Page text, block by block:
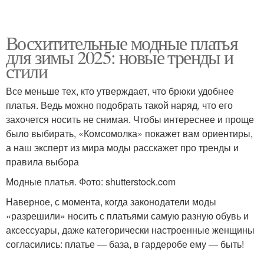
Восхитительные модные платья
для зимы 2025: новые тренды и
стили
Все меньше тех, кто утверждает, что брюки удобнее
платья. Ведь можно подобрать такой наряд, что его
захочется носить не снимая. Чтобы интереснее и проще
было выбирать, «Комсомолка» покажет вам ориентиры,
а наш эксперт из мира моды расскажет про тренды и
правила выбора
Модные платья. Фото: shutterstock.com
Наверное, с момента, когда законодатели моды
«разрешили» носить с платьями самую разную обувь и
аксессуары, даже категорически настроенные женщины
согласились: платье — база, в гардеробе ему — быть!